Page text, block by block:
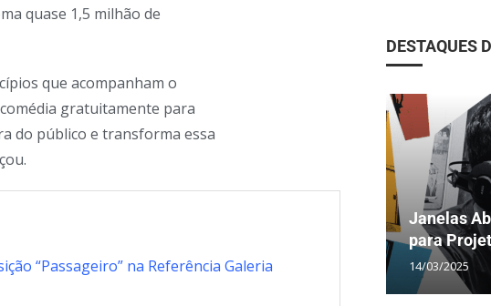
quase 1,5 milhão de
que acompanham o
gratuitamente para
do público e transforma essa
“Passageiro” na Referência Galeria
DESTAQUES
Janelas
para
14/03/2025